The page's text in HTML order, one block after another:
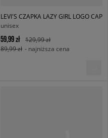
LEVI'S CZAPKA LAZY GIRL LOGO CAP
unisex
59,99 zł
129,99 zł
89,99 zł - najniższa cena